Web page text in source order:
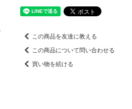
この商品を友達に教える
この商品について問い合わせる
買い物を続ける